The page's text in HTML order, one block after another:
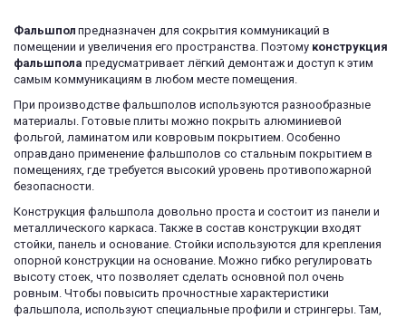
Фальшпол предназначен для сокрытия коммуникаций в
помещении и увеличения его пространства. Поэтому конструкция
фальшпола предусматривает лёгкий демонтаж и доступ к этим
самым коммуникациям в любом месте помещения.
При производстве фальшполов используются разнообразные
материалы. Готовые плиты можно покрыть алюминиевой
фольгой, ламинатом или ковровым покрытием. Особенно
оправдано применение фальшполов со стальным покрытием в
помещениях, где требуется высокий уровень противопожарной
безопасности.
Конструкция фальшпола довольно проста и состоит из панели и
металлического каркаса. Также в состав конструкции входят
стойки, панель и основание. Стойки используются для крепления
опорной конструкции на основание. Можно гибко регулировать
высоту стоек, что позволяет сделать основной пол очень
ровным. Чтобы повысить прочностные характеристики
фальшпола, используют специальные профили и стрингеры. Там,